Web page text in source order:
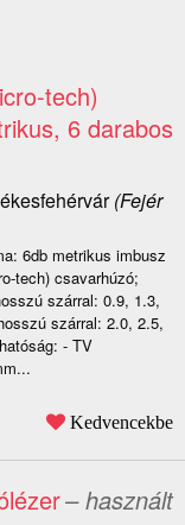
tech)
6 darabos
(Fejér
6db metrikus imbusz
tech) csavarhúzó;
szárral: 0.9, 1.3,
szárral: 2.0, 2.5,
- TV
Kedvencekbe
– használt